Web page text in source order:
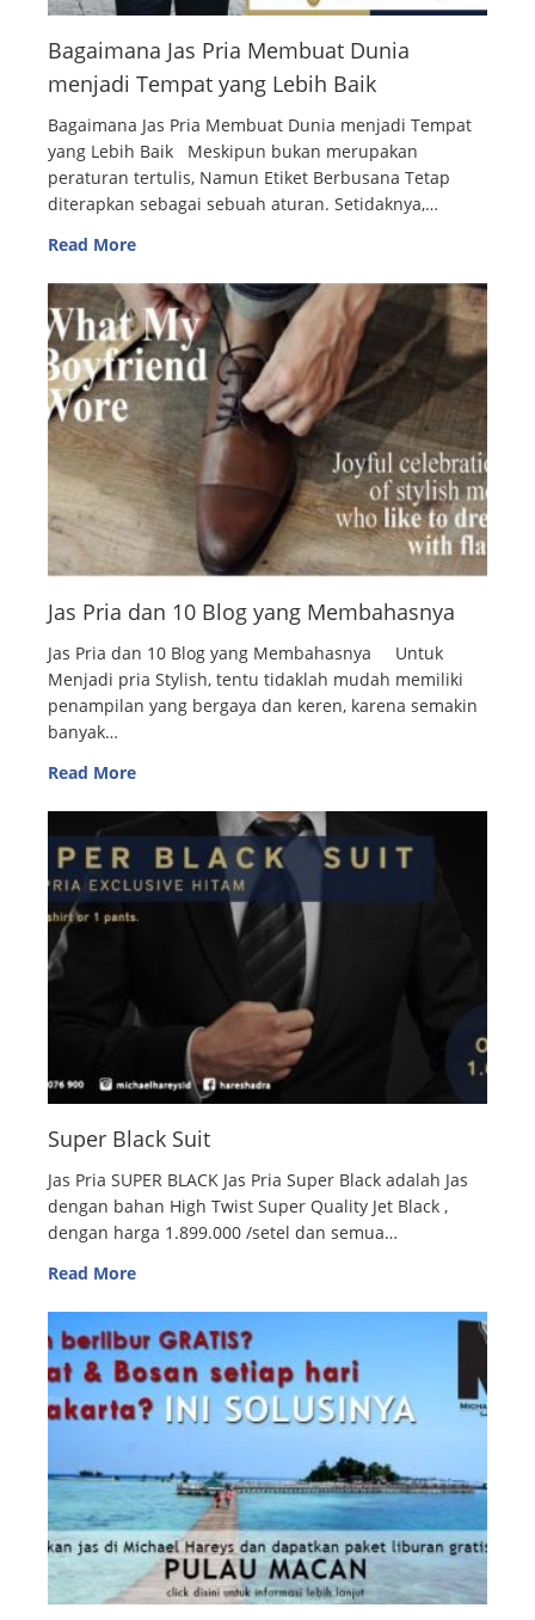
Bagaimana Jas Pria Membuat Dunia
menjadi Tempat yang Lebih Baik
Bagaimana Jas Pria Membuat Dunia menjadi Tempat
yang Lebih Baik Meskipun bukan merupakan
peraturan tertulis, Namun Etiket Berbusana Tetap
diterapkan sebagai sebuah aturan. Setidaknya,…
Read More
Jas Pria dan 10 Blog yang Membahasnya
Jas Pria dan 10 Blog yang Membahasnya Untuk
Menjadi pria Stylish, tentu tidaklah mudah memiliki
penampilan yang bergaya dan keren, karena semakin
banyak…
Read More
Super Black Suit
Jas Pria SUPER BLACK Jas Pria Super Black adalah Jas
dengan bahan High Twist Super Quality Jet Black ,
dengan harga 1.899.000 /setel dan semua…
Read More